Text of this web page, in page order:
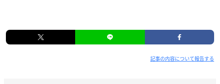
記事の内容について報告する